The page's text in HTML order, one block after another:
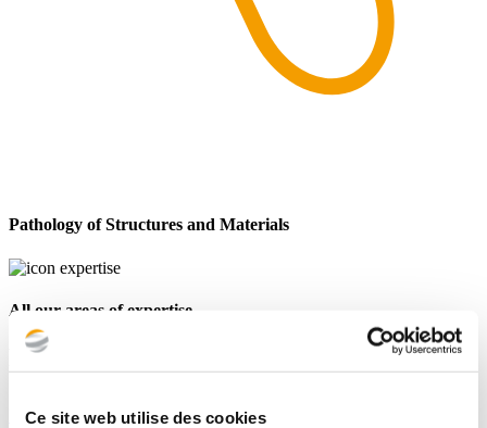
Ce site web utilise des cookies
Pathology of Structures and Materials
All our areas of expertise
Recently completed projects
Pathology of Structures and Materials